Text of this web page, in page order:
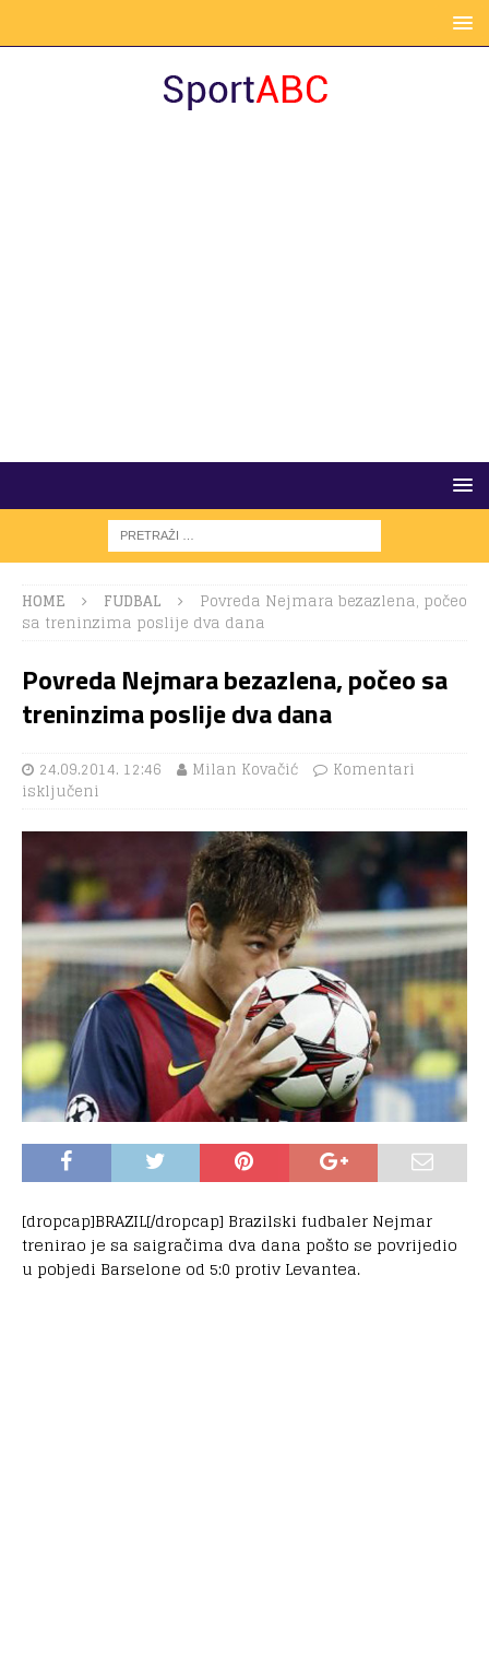
HOME FUDBAL
Povreda Nejmara bezazlena, počeo
sa treninzima poslije dva dana
Povreda Nejmara bezazlena, počeo sa
treninzima poslije dva dana
24.09.2014. 12:46 Milan Kovačić
Komentari
isključeni
[dropcap]BRAZIL[/dropcap] Brazilski fudbaler Nejmar
trenirao je sa saigračima dva dana pošto se povrijedio
u pobjedi Barselone od 5:0 protiv Levantea.